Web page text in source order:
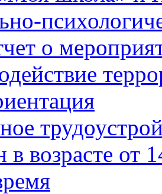
о
в возрасте от